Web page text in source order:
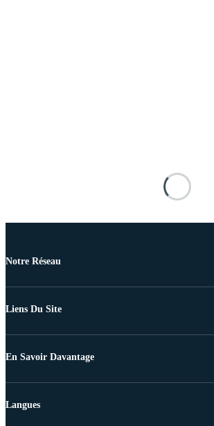
Notre Réseau
Liens Du Site
En Savoir Davantage
Langues